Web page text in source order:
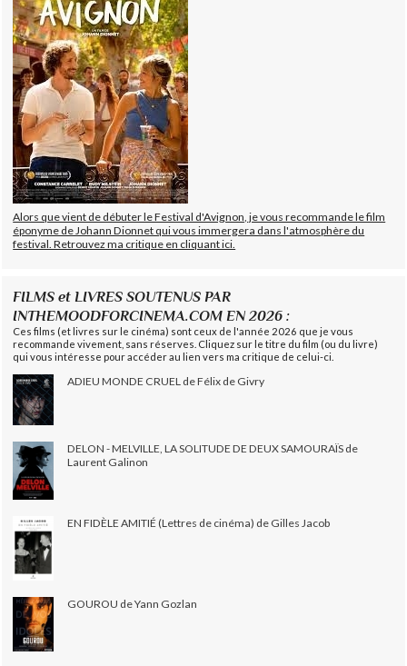
Alors que vient de débuter le Festival d'Avignon, je vous recommande le film
éponyme de Johann Dionnet qui vous immergera dans l'atmosphère du
festival. Retrouvez ma critique en cliquant ici.
FILMS et LIVRES SOUTENUS PAR
INTHEMOODFORCINEMA.COM EN 2026 :
Ces films (et livres sur le cinéma) sont ceux de l'année 2026 que je vous
recommande vivement, sans réserves. Cliquez sur le titre du film (ou du livre)
qui vous intéresse pour accéder au lien vers ma critique de celui-ci.
ADIEU MONDE CRUEL de Félix de Givry
DELON - MELVILLE, LA SOLITUDE DE DEUX SAMOURAÏS de
Laurent Galinon
EN FIDÈLE AMITIÉ (Lettres de cinéma) de Gilles Jacob
GOUROU de Yann Gozlan